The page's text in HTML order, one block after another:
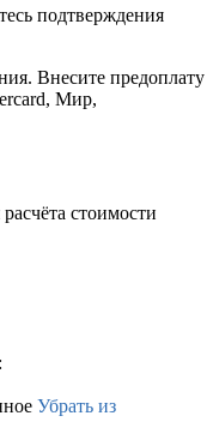
подтверждения
Внесите предоплату
Мир,
стоимости
Убрать из